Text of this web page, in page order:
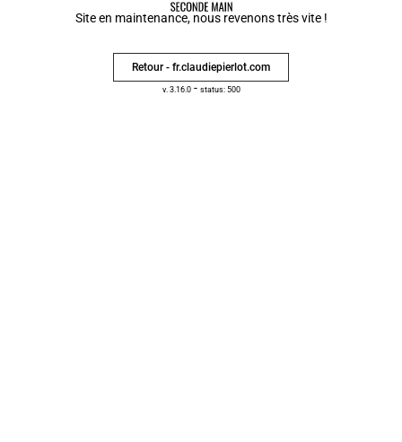
Site en maintenance, nous revenons très vite !
Retour - fr.claudiepierlot.com
v. 3.16.0- status: 500